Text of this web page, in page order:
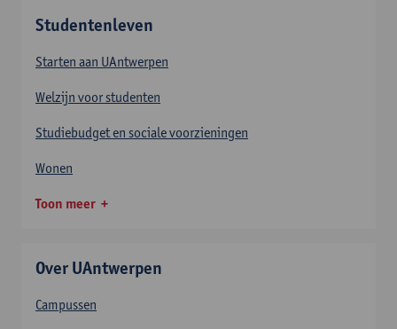
Studentenleven
Starten aan UAntwerpen
Welzijn voor studenten
Studiebudget en sociale voorzieningen
Wonen
Toon meer
Over UAntwerpen
Campussen